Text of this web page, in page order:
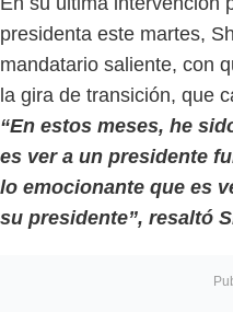
presidenta este martes,
mandatario saliente, con
la gira de transición, que
“En estos meses, he
es ver a un presidente
lo emocionante que es
su presidente”, resaltó